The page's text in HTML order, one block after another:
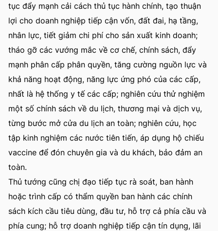
tục đẩy mạnh cải cách thủ tục hành chính, tạo thuận
lợi cho doanh nghiệp tiếp cận vốn, đất đai, hạ tầng,
nhân lực, tiết giảm chi phí cho sản xuất kinh doanh;
tháo gỡ các vướng mắc về cơ chế, chính sách, đẩy
mạnh phân cấp phân quyền, tăng cường nguồn lực và
khả năng hoạt động, năng lực ứng phó của các cấp,
nhất là hệ thống y tế các cấp; nghiên cứu thử nghiệm
một số chính sách về du lịch, thương mại và dịch vụ,
từng bước mở cửa du lịch an toàn; nghiên cứu, học
tập kinh nghiệm các nước tiên tiến, áp dụng hộ chiếu
vaccine để đón chuyên gia và du khách, bảo đảm an
toàn.
Thủ tướng cũng chị đạo tiếp tục rà soát, ban hành
hoặc trình cấp có thẩm quyền ban hành các chính
sách kích cầu tiêu dùng, đầu tư, hỗ trợ cả phía cầu và
phía cung; hỗ trợ doanh nghiệp tiếp cận tín dụng, lãi